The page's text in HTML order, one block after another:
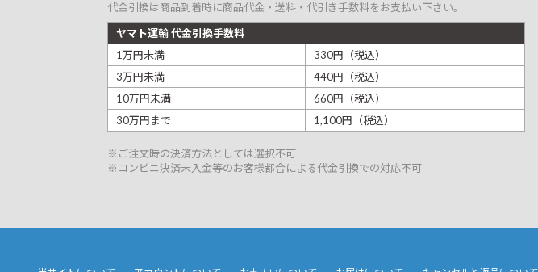
代金引換は商品到着時に商品代金・送料・代引き手数料をお支払い下さい。
ヤマト運輸 代金引換手数料
1万円未満
330円（税込）
3万円未満
440円（税込）
10万円未満
660円（税込）
30万円まで
1,100円（税込）
※ご注文時の決済方法としては選択不可
※コンビニ決済未入金等のお客様都合による代金引換での対応不可